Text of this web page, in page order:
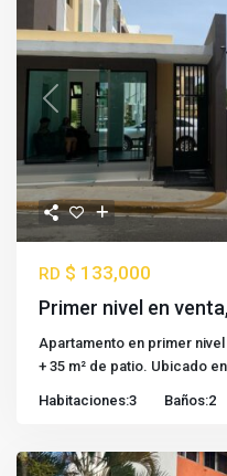
Previous
RD $ 133,000
Primer nivel en
Apartamento en primer
+ 35 m² de patio. Ubicado en
Habitaciones:3 Baños:2